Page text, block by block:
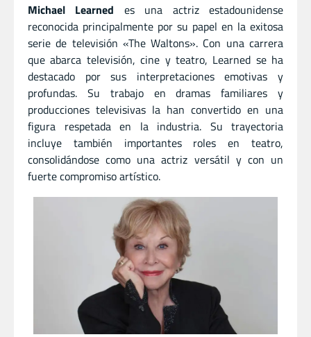
Michael Learned es una actriz estadounidense
reconocida principalmente por su papel en la exitosa
serie de televisión «The Waltons». Con una carrera
que abarca televisión, cine y teatro, Learned se ha
destacado por sus interpretaciones emotivas y
profundas. Su trabajo en dramas familiares y
producciones televisivas la han convertido en una
figura respetada en la industria. Su trayectoria
incluye también importantes roles en teatro,
consolidándose como una actriz versátil y con un
fuerte compromiso artístico.